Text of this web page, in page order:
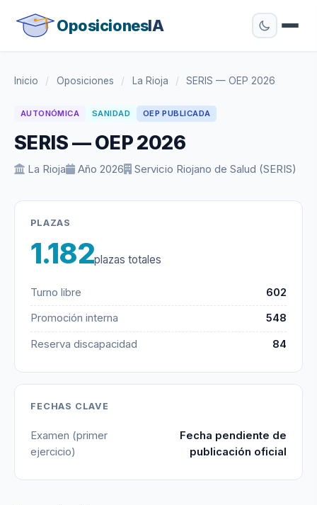
OposicionesIA
Inicio / Oposiciones / La Rioja / SERIS — OEP 2026
AUTONÓMICA SANIDAD OEP PUBLICADA
SERIS — OEP 2026
La Rioja Año 2026 Servicio Riojano de Salud (SERIS)
PLAZAS
1.182plazas totales
Turno libre 602
Promoción interna 548
Reserva discapacidad 84
FECHAS CLAVE
Examen (primer
ejercicio)
Fecha pendiente de
publicación oficial